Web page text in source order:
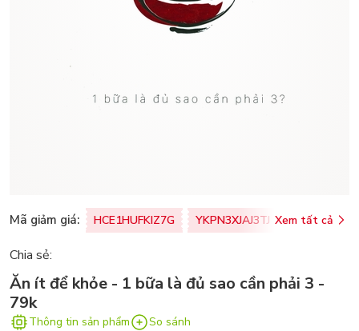
Mã giảm giá: HCE1HUFKIZ7G YKPN3XJAJ3TJ Xem tất cả
Chia sẻ:
Ăn ít để khỏe - 1 bữa là đủ sao cần phải 3 -
79k
Thông tin sản phẩm So sánh